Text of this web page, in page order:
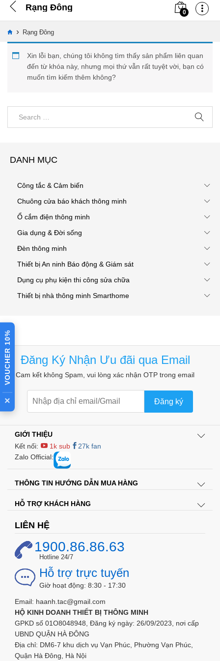
Rạng Đông 0
› Rạng Đông
Xin lỗi bạn, chúng tôi không tìm thấy sản phẩm liên quan
đến từ khóa này, nhưng mọi thứ vẫn rất tuyệt vời, bạn có
muốn tìm kiếm thêm không?
DANH MỤC
Công tắc & Cảm biến
Chuông cửa báo khách thông minh
Ổ cắm điện thông minh
Gia dụng & Đời sống
Đèn thông minh
Thiết bị An ninh Báo động & Giám sát
Dụng cụ phụ kiện thi công sửa chữa
Thiết bị nhà thông minh Smarthome
Đăng Ký Nhận Ưu đãi qua Email
Cam kết không Spam, vui lòng xác nhận OTP trong email
Đăng ký
GIỚI THIỆU
Kết nối:
1k sub
27k fan
Zalo Official:
THÔNG TIN HƯỚNG DẪN MUA HÀNG
HỖ TRỢ KHÁCH HÀNG
LIÊN HỆ
1900.86.86.63
Hotline 24/7
Hỗ trợ trực tuyến
Giờ hoạt động: 8:30 - 17:30
Email: haanh.tac@gmail.com
HỘ KINH DOANH THIẾT BỊ THÔNG MINH
GPKD số 01O8048948, Đăng ký ngày: 26/09/2023, nơi cấp
UBND QUẬN HÀ ĐÔNG
Địa chỉ: DM6-7 khu dịch vụ Vạn Phúc, Phường Vạn Phúc,
Quận Hà Đông, Hà Nội
VOUCHER 10%
×